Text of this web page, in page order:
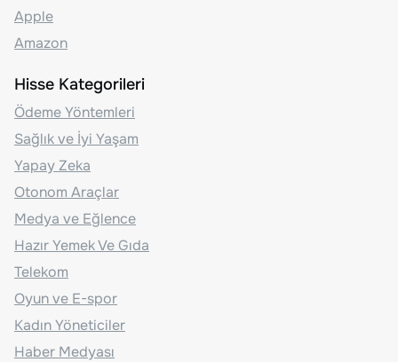
Apple
Amazon
Hisse Kategorileri
Ödeme Yöntemleri
Sağlık ve İyi Yaşam
Yapay Zeka
Otonom Araçlar
Medya ve Eğlence
Hazır Yemek Ve Gıda
Telekom
Oyun ve E-spor
Kadın Yöneticiler
Haber Medyası